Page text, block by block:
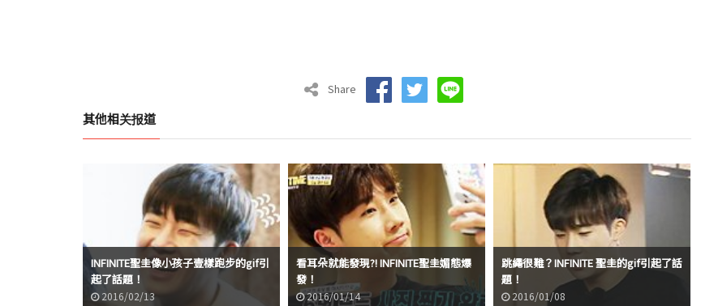
Share
其他相关报道
INFINITE聖圭像小孩子壹樣跑步的gif引
起了話題！
2016/02/13
看耳朵就能發現?! INFINITE聖圭媚態爆
發！
2016/01/14
跳繩很難？INFINITE 聖圭的gif引起了話
題！
2016/01/08